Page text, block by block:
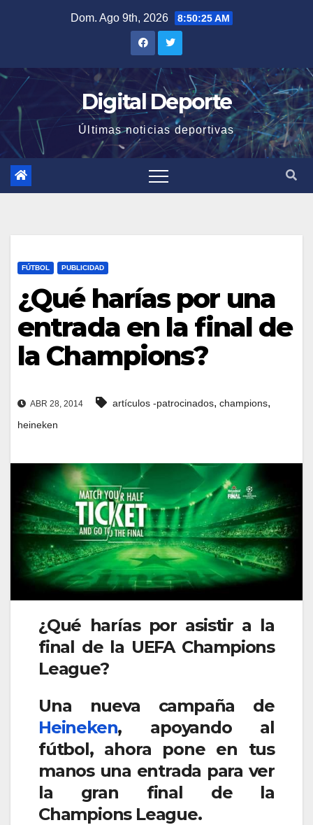
Dom. Ago 9th, 2026 8:50:26 AM
Digital Deporte
Últimas noticias deportivas
FÚTBOL PUBLICIDAD
¿Qué harías por una
entrada en la final de
la Champions?
ABR 28, 2014 artículos -patrocinados, champions,
heineken
¿Qué harías por asistir a la
final de la UEFA Champions
League?
Una nueva campaña de
Heineken, apoyando al
fútbol, ahora pone en tus
manos una entrada para ver
la gran final de la
Champions League.